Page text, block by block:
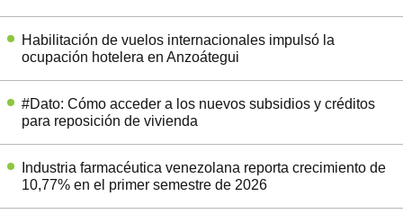
Habilitación de vuelos internacionales impulsó la
ocupación hotelera en Anzoátegui
#Dato: Cómo acceder a los nuevos subsidios y créditos
para reposición de vivienda
Industria farmacéutica venezolana reporta crecimiento de
10,77% en el primer semestre de 2026